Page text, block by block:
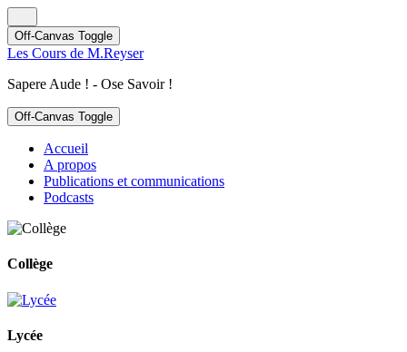
Off-Canvas Toggle
Les Cours de M.Reyser
Sapere Aude ! - Ose Savoir !
Off-Canvas Toggle
Accueil
A propos
Publications et communications
Podcasts
Collège
Lycée